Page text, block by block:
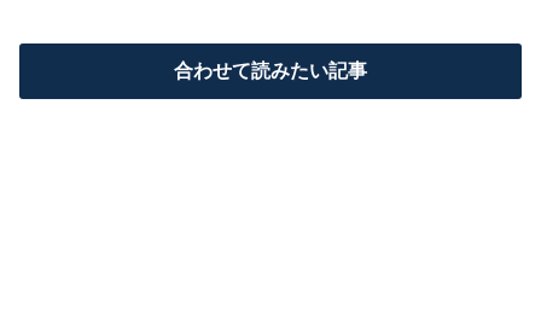
合わせて読みたい記事